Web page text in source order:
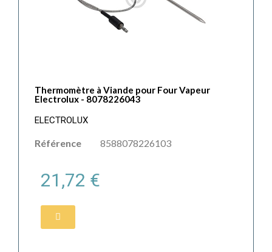
Thermomètre à Viande pour Four Vapeur
Electrolux - 8078226043
ELECTROLUX
Référence 8588078226103
21,72 €